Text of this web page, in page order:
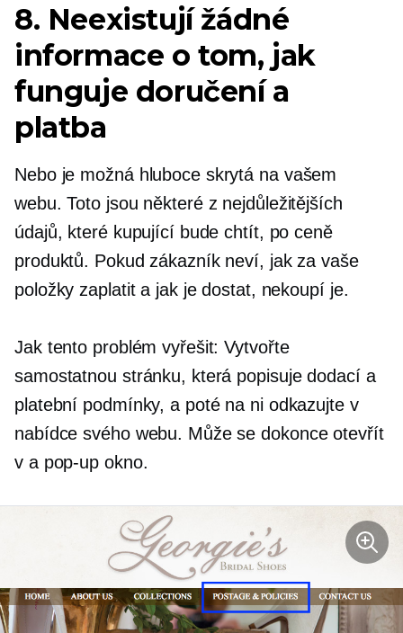
8. Neexistují žádné
informace o tom, jak
funguje doručení a
platba
Nebo je možná hluboce skrytá na vašem
webu. Toto jsou některé z nejdůležitějších
údajů, které kupující bude chtít, po ceně
produktů. Pokud zákazník neví, jak za vaše
položky zaplatit a jak je dostat, nekoupí je.
Jak tento problém vyřešit: Vytvořte
samostatnou stránku, která popisuje dodací a
platební podmínky, a poté na ni odkazujte v
nabídce svého webu. Může se dokonce otevřít
v a pop-up okno.